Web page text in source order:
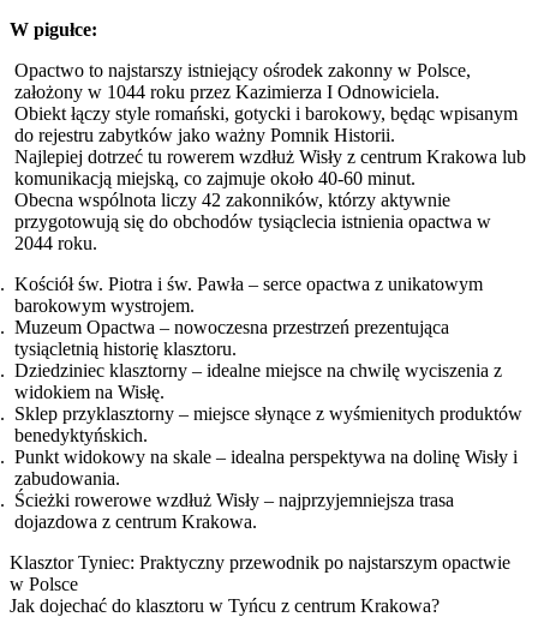
W pigułce:
Opactwo to najstarszy istniejący ośrodek zakonny w Polsce,
założony w 1044 roku przez Kazimierza I Odnowiciela.
Obiekt łączy style romański, gotycki i barokowy, będąc wpisanym
do rejestru zabytków jako ważny Pomnik Historii.
Najlepiej dotrzeć tu rowerem wzdłuż Wisły z centrum Krakowa lub
komunikacją miejską, co zajmuje około 40-60 minut.
Obecna wspólnota liczy 42 zakonników, którzy aktywnie
przygotowują się do obchodów tysiąclecia istnienia opactwa w
2044 roku.
Kościół św. Piotra i św. Pawła – serce opactwa z unikatowym
barokowym wystrojem.
Muzeum Opactwa – nowoczesna przestrzeń prezentująca
tysiącletnią historię klasztoru.
Dziedziniec klasztorny – idealne miejsce na chwilę wyciszenia z
widokiem na Wisłę.
Sklep przyklasztorny – miejsce słynące z wyśmienitych produktów
benedyktyńskich.
Punkt widokowy na skale – idealna perspektywa na dolinę Wisły i
zabudowania.
Ścieżki rowerowe wzdłuż Wisły – najprzyjemniejsza trasa
dojazdowa z centrum Krakowa.
Klasztor Tyniec: Praktyczny przewodnik po najstarszym opactwie
w Polsce
Jak dojechać do klasztoru w Tyńcu z centrum Krakowa?